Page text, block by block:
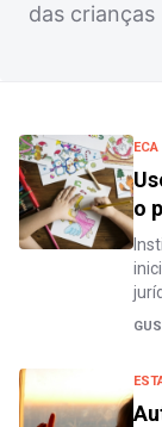
das crianças
ECA
o